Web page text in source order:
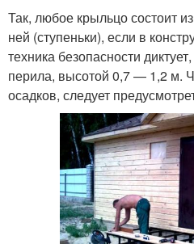
Так, любое крыльцо состоит
ней (ступеньки), если в
техника безопасности
перила, высотой 0,7 — 1,2 м.
осадков, следует